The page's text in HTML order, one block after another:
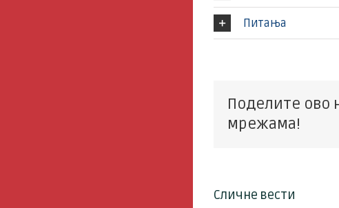
Питања
Поделите ово
мрежама!
Сличне вести